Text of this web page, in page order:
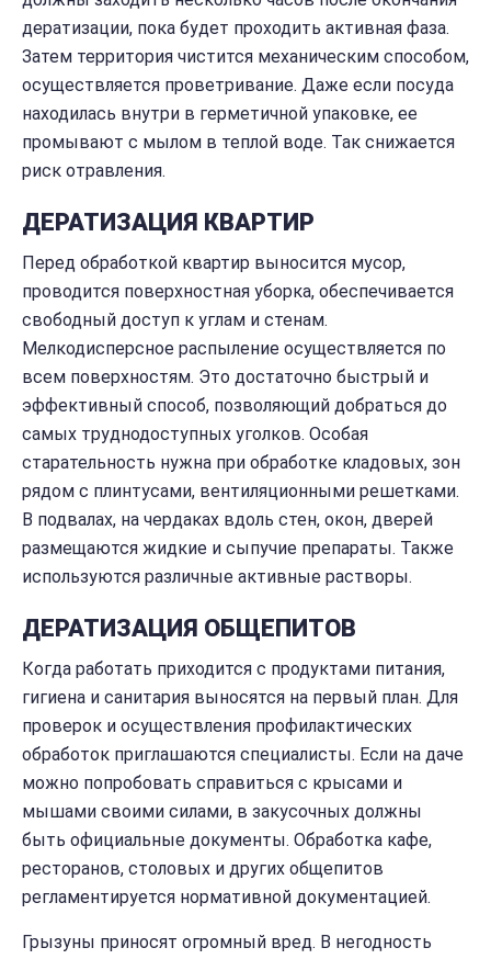
дератизации, пока будет проходить активная фаза.
Затем территория чистится механическим способом,
осуществляется проветривание. Даже если посуда
находилась внутри в герметичной упаковке, ее
промывают с мылом в теплой воде. Так снижается
риск отравления.
ДЕРАТИЗАЦИЯ КВАРТИР
Перед обработкой квартир выносится мусор,
проводится поверхностная уборка, обеспечивается
свободный доступ к углам и стенам.
Мелкодисперсное распыление осуществляется по
всем поверхностям. Это достаточно быстрый и
эффективный способ, позволяющий добраться до
самых труднодоступных уголков. Особая
старательность нужна при обработке кладовых, зон
рядом с плинтусами, вентиляционными решетками.
В подвалах, на чердаках вдоль стен, окон, дверей
размещаются жидкие и сыпучие препараты. Также
используются различные активные растворы.
ДЕРАТИЗАЦИЯ ОБЩЕПИТОВ
Когда работать приходится с продуктами питания,
гигиена и санитария выносятся на первый план. Для
проверок и осуществления профилактических
обработок приглашаются специалисты. Если на даче
можно попробовать справиться с крысами и
мышами своими силами, в закусочных должны
быть официальные документы. Обработка кафе,
ресторанов, столовых и других общепитов
регламентируется нормативной документацией.
Грызуны приносят огромный вред. В негодность